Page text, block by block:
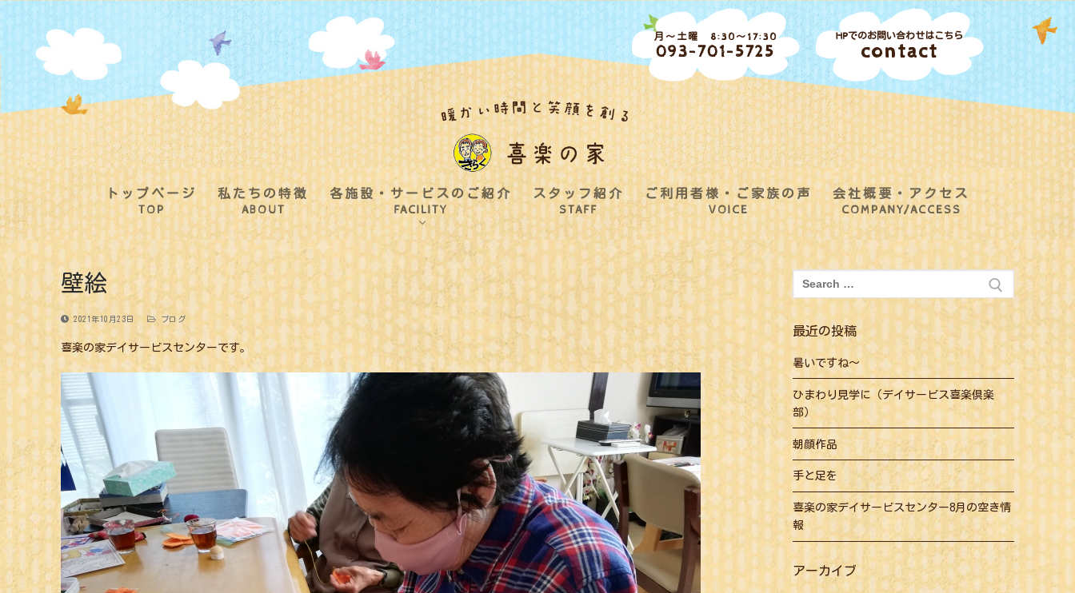
コ
ツ
ス
キ
ッ
プ
月～土曜 8:30～17:30
093-701-5725
HPでのお問い合わせはこちら
contact
トップページ
TOP
私たちの特徴
ABOUT
各施設・サービスのご紹介
FACILITY
スタッフ紹介
STAFF
ご利用者様・ご家族の声
VOICE
会社概要・アクセス
COMPANY/ACCESS
壁絵
2021年10月23日 ブログ
喜楽の家デイサービスセンターです。
索:
最近の投稿
暑いですね～
ひまわり見学に（デイサービス喜楽倶楽
部）
朝顔作品
手と足を
喜楽の家デイサービスセンター8月の空き情
報
アーカイブ